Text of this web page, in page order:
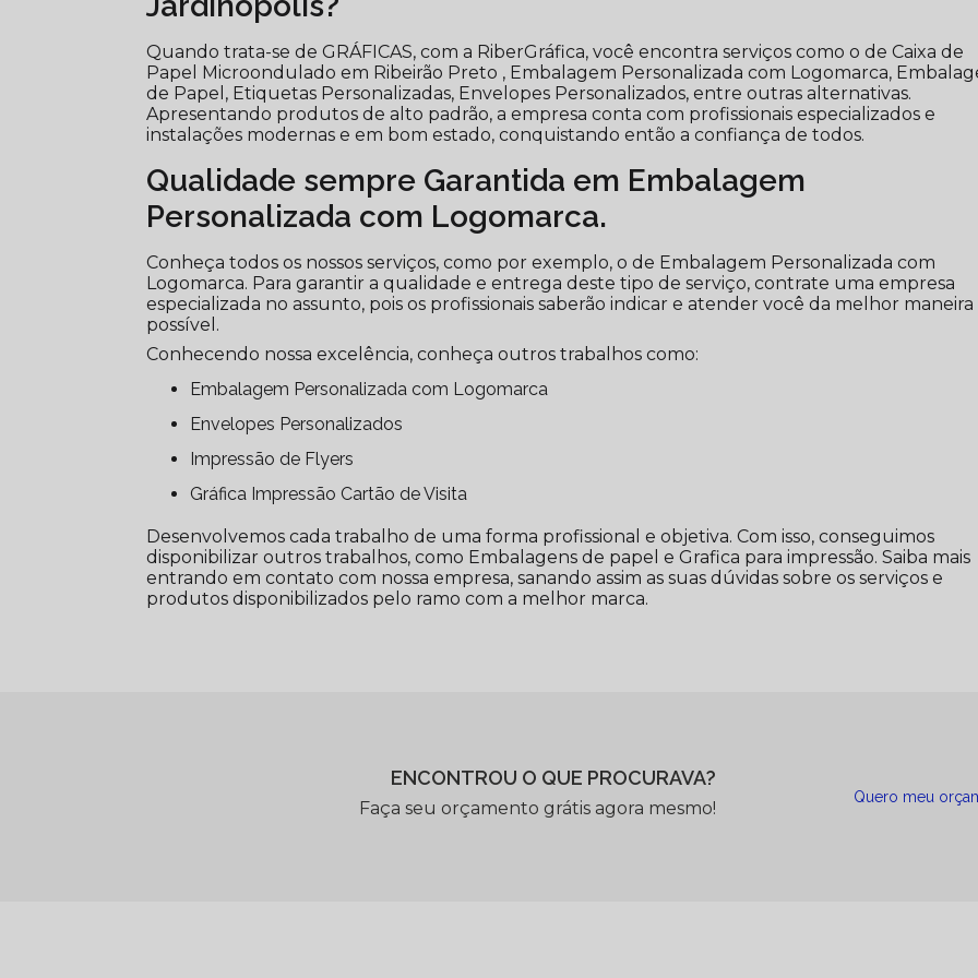
Quando trata-se de GRÁFICAS, com a RiberGráfica, você encontra serviços como o de Caixa de
Papel Microondulado em Ribeirão Preto , Embalagem Personalizada com Logomarca,
de Papel, Etiquetas Personalizadas, Envelopes Personalizados, entre outras alternativas.
Apresentando produtos de alto padrão, a empresa conta com profissionais especializados e
instalações modernas e em bom estado, conquistando então a confiança de todos.
Qualidade sempre Garantida em Embalagem
Personalizada com Logomarca.
Conheça todos os nossos serviços, como por exemplo, o de Embalagem Personalizada com
Logomarca. Para garantir a qualidade e entrega deste tipo de serviço, contrate uma empresa
especializada no assunto, pois os profissionais saberão indicar e atender você da melhor maneira
possível.
Conhecendo nossa excelência, conheça outros trabalhos como:
Embalagem Personalizada com Logomarca
Envelopes Personalizados
Impressão de Flyers
Gráfica Impressão Cartão de Visita
Desenvolvemos cada trabalho de uma forma profissional e objetiva. Com isso, conseguimos
disponibilizar outros trabalhos, como Embalagens de papel e Grafica para impressão. Saiba mais
entrando em contato com nossa empresa, sanando assim as suas dúvidas sobre os serviços e
produtos disponibilizados pelo ramo com a melhor marca.
ENCONTROU O QUE PROCURAVA?
Faça seu orçamento grátis agora mesmo!
Quero meu